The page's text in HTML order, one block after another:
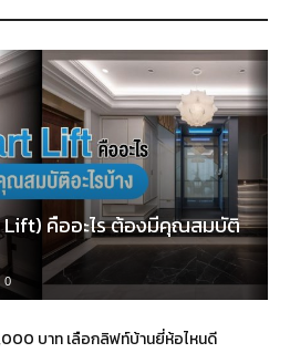
Lift) คืออะไร ต้องมีคุณสมบัติ
0
บาท เลือกลิฟท์บ้านยี่ห้อไหนดี